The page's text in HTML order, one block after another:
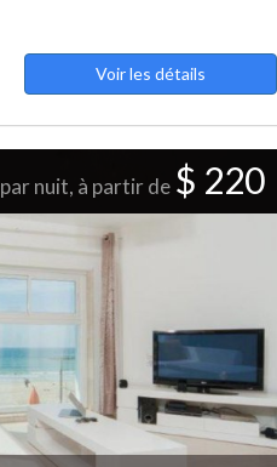
Voir les détails
par nuit, à partir de $ 220